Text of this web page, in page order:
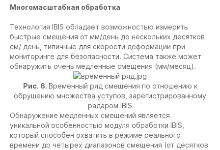
Многомасштабная обработка
Технология IBIS обладает возможностью измерить
быстрые смещения от мм/день до нескольких десятков
см/ день, типичные для скорости деформации при
мониторинге для безопасности. Система также может
обнаружить очень медленные смещения (мм/месяц).
Рис. 6. Временный ряд смещения по отношению к
обрушению множества уступов, зарегистрированному
радаром IBIS
Обнаружение медленных смещений является
уникальной особенностью модуля обработки IBIS,
который способен охватить в режиме реального
времени до четырех диапазонов смещения (от десятков